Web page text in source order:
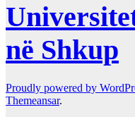
në Shkup
Proudly powered by
Themeansar.